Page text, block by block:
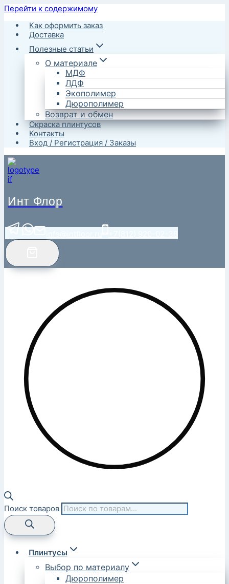
Перейти к содержимому
Как оформить заказ
Доставка
Полезные статьи
О материале
МДФ
ЛДФ
Экополимер
Дюрополимер
Возврат и обмен
Окраска плинтусов
Контакты
Вход / Регистрация / Заказы
Инт Флор
Поиск товаров
Плинтусы
Выбор по материалу
Дюрополимер